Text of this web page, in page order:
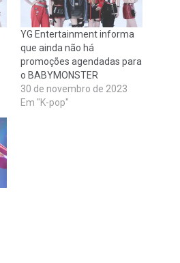
YG Entertainment informa
que ainda não há
promoções agendadas para
o BABYMONSTER
30 de novembro de 2023
Em "K-pop"